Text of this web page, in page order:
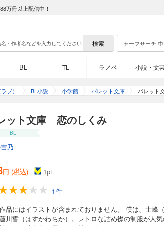
万冊以上配信中！
セーフサーチ 中
BL TL ラノベ 小説・文
ブ） BL小説 小学館 パレット文庫 パレット
ット文庫 恋のしくみ
BL
乃
円 (税込) 1pt
1件
品にはイラストが含まれておりません。 僕は、士峰
川誓（はすかわちか）。レトロな詰め襟の制服が人